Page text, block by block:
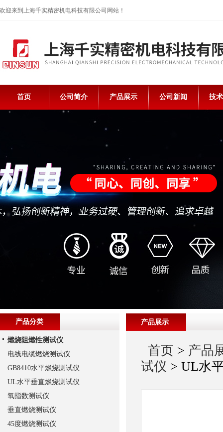
欢迎来到上海千实精密机电科技有限公司网站！
首页 公司简介 产品展示 公司新闻 技
产品展示
首页 > 产品
试仪 > UL水
产品分类
燃烧阻燃性测试仪
电线电缆燃烧测试仪
GB8410水平燃烧测试仪
UL水平垂直燃烧测试仪
氧指数测试仪
垂直燃烧测试仪
45度燃烧测试仪